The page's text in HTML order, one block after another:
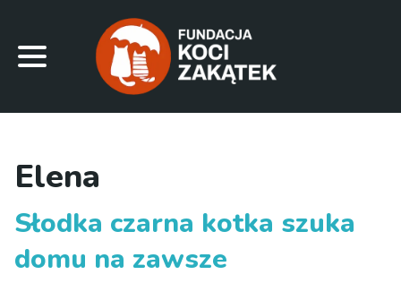
Elena
Słodka czarna kotka szuka
domu na zawsze